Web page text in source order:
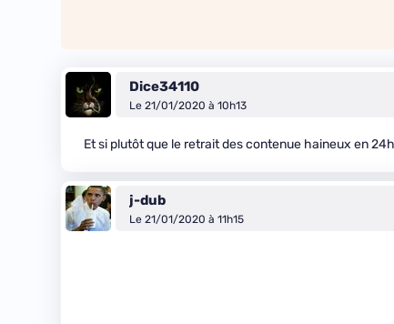
Dice34110
Le 21/01/2020 à 10h13
Et si plutôt que le retrait des contenue haineux en
j-dub
Le 21/01/2020 à 11h15